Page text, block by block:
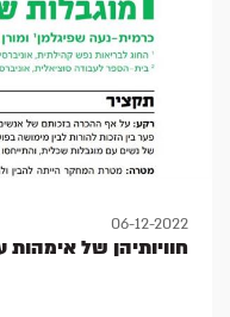
06-12-2022
חוויותיהן של